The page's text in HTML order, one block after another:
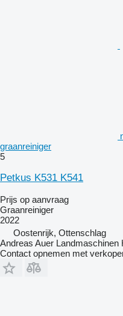
graanreiniger
5
Petkus K531 K541
Prijs op aanvraag
Graanreiniger
2022
Oostenrijk, Ottenschlag
Andreas Auer Landmaschinen
Contact opnemen met